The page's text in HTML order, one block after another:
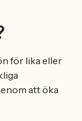
för lika eller
att öka